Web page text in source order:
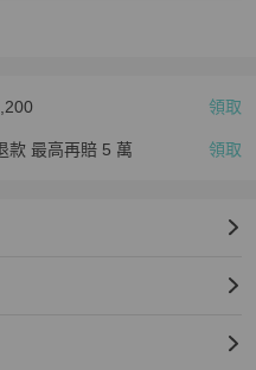
領取
款 最高再賠 5 萬 領取